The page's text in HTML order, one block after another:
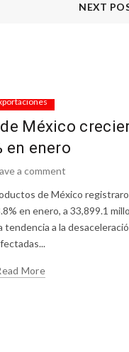
NEXT
México
en enero
a comment
de México
en enero, a 33,899.1
tendencia a la
More